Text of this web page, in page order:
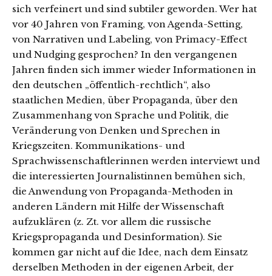
sich verfeinert und sind subtiler geworden. Wer hat
vor 40 Jahren von Framing, von Agenda-Setting,
von Narrativen und Labeling, von Primacy-Effect
und Nudging gesprochen? In den vergangenen
Jahren finden sich immer wieder Informationen in
den deutschen „öffentlich-rechtlich“, also
staatlichen Medien, über Propaganda, über den
Zusammenhang von Sprache und Politik, die
Veränderung von Denken und Sprechen in
Kriegszeiten. Kommunikations- und
Sprachwissenschaftlerinnen werden interviewt und
die interessierten Journalistinnen bemühen sich,
die Anwendung von Propaganda-Methoden in
anderen Ländern mit Hilfe der Wissenschaft
aufzuklären (z. Zt. vor allem die russische
Kriegspropaganda und Desinformation). Sie
kommen gar nicht auf die Idee, nach dem Einsatz
derselben Methoden in der eigenen Arbeit, der